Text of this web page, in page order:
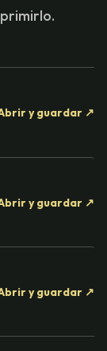
y guardar ↗
y guardar ↗
y guardar ↗